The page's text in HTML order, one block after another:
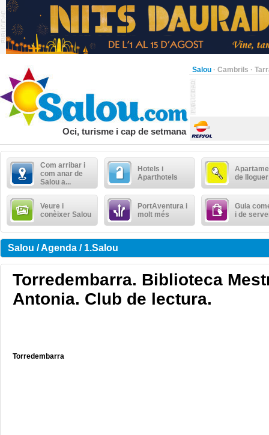
Salou · Cambrils ·
Oci, turisme i cap de setmana
Com arribar i
com anar de
Salou a...
Hotels i
Aparthotels
de lloguer
Veure i
conèixer Salou
PortAventura i
molt més
Guia
i de
Salou / Agenda / 1.Salou
Torredembarra. Biblioteca
Antonia. Club de lectura.
Torredembarra